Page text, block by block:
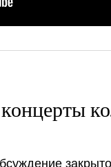
закрыто